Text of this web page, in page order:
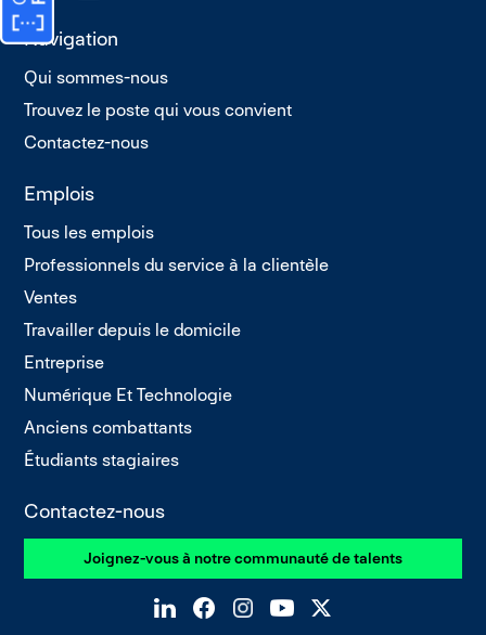
Navigation
Qui sommes-nous
Trouvez le poste qui vous convient
Contactez-nous
Emplois
Tous les emplois
Professionnels du service à la clientèle
Ventes
Travailler depuis le domicile
Entreprise
Numérique Et Technologie
Anciens combattants
Étudiants stagiaires
Contactez-nous
Joignez-vous à notre communauté de talents